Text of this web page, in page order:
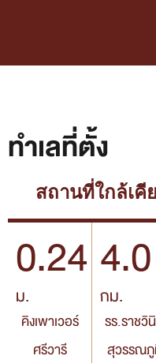
ทำเลที่ตั้ง
สถานที่ใกล้เคี
0.24
ม.
คิงเพาเวอร์
ศรีวารี
4.0
กม.
รร.ราชวิ
สุวรรณ